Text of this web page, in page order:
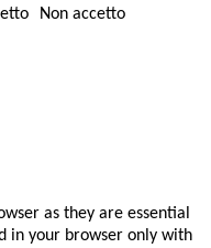
Non accetto
as they are essential
in your browser only with